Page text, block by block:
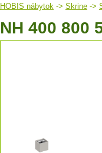
HOBIS nábytok -> Skrine ->
NH 400 800